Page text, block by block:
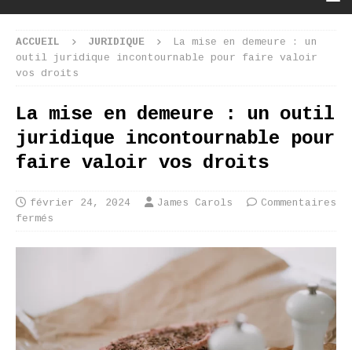
ACCUEIL JURIDIQUE
La mise en demeure : un
outil juridique incontournable pour faire valoir
vos droits
La mise en demeure : un outil
juridique incontournable pour
faire valoir vos droits
février 24, 2024 James Carols
Commentaires
fermés